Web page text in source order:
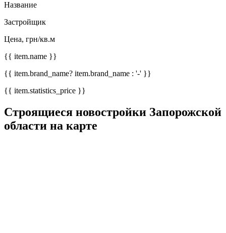
Название
Застройщик
Цена, грн/кв.м
{{ item.name }}
{{ item.brand_name? item.brand_name : '-' }}
{{ item.statistics_price }}
Строящиеся новостройки Запорожской
области на карте